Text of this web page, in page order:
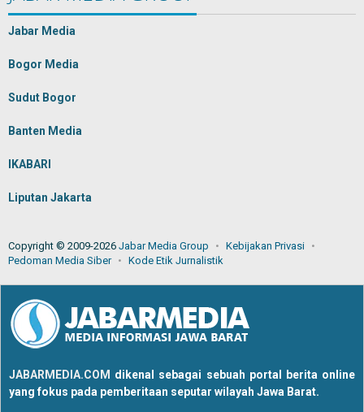
Jabar Media
Bogor Media
Sudut Bogor
Banten Media
IKABARI
Liputan Jakarta
Copyright © 2009-2026 Jabar Media Group
Kebijakan Privasi
Pedoman Media Siber
Kode Etik Jurnalistik
JABARMEDIA.COM dikenal sebagai sebuah portal berita online
yang fokus pada pemberitaan seputar wilayah Jawa Barat.